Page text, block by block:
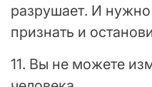
разрушает. И
признать и
11. Вы не можете